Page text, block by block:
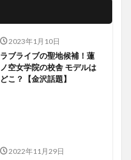
2023年1月10日
ラブライブの聖地候補！蓮
ノ空女学院の校舎 モデルは
どこ？【金沢話題】
2022年11月29日